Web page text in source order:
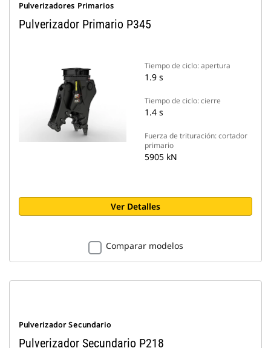
Pulverizadores Primarios
Pulverizador Primario P345
Tiempo de ciclo: apertura
1.9 s
Tiempo de ciclo: cierre
1.4 s
Fuerza de trituración: cortador
primario
5905 kN
Ver Detalles
Comparar modelos
Pulverizador Secundario
Pulverizador Secundario P218